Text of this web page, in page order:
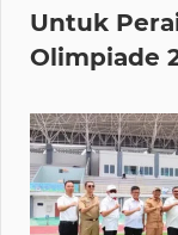
Untuk
Olimpiade